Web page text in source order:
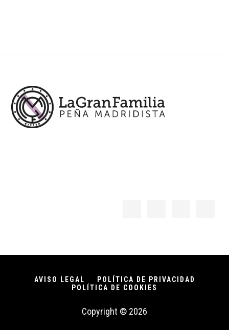
AVISO LEGAL
POLÍTICA DE PRIVACIDAD
POLÍTICA DE COOKIES
Copyright © 2026